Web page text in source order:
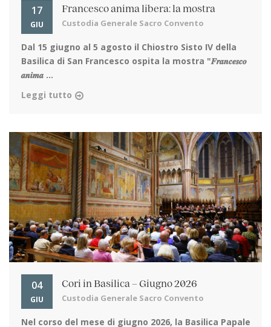
17
GIU
Francesco anima libera: la mostra
Custodia Generale Sacro Convento
Dal 15 giugno al 5 agosto il Chiostro Sisto IV della
Basilica di San Francesco ospita la mostra "𝑭𝒓𝒂𝒏𝒄𝒆𝒔𝒄𝒐
𝒂𝒏𝒊𝒎𝒂 ...
Leggi tutto
04
GIU
Cori in Basilica – Giugno 2026
Custodia Generale Sacro Convento
Nel corso del mese di giugno 2026, la Basilica Papale